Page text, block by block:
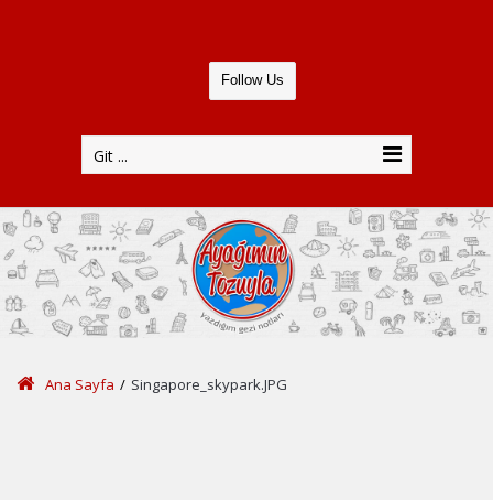
Follow Us
Git ...
Ana Sayfa / Singapore_skypark.JPG